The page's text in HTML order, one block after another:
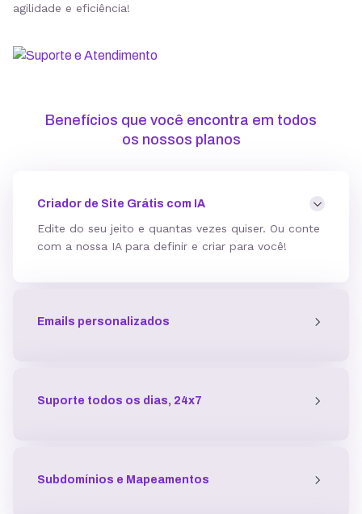
Mod_deflate
Proteção contra DDoS
agilidade e eficiência!
Benefícios que você encontra em todos
os nossos planos
Criador de Site Grátis com IA
Edite do seu jeito e quantas vezes quiser. Ou conte
com a nossa IA para definir e criar para você!
Emails personalizados
Suporte todos os dias, 24x7
Subdomínios e Mapeamentos